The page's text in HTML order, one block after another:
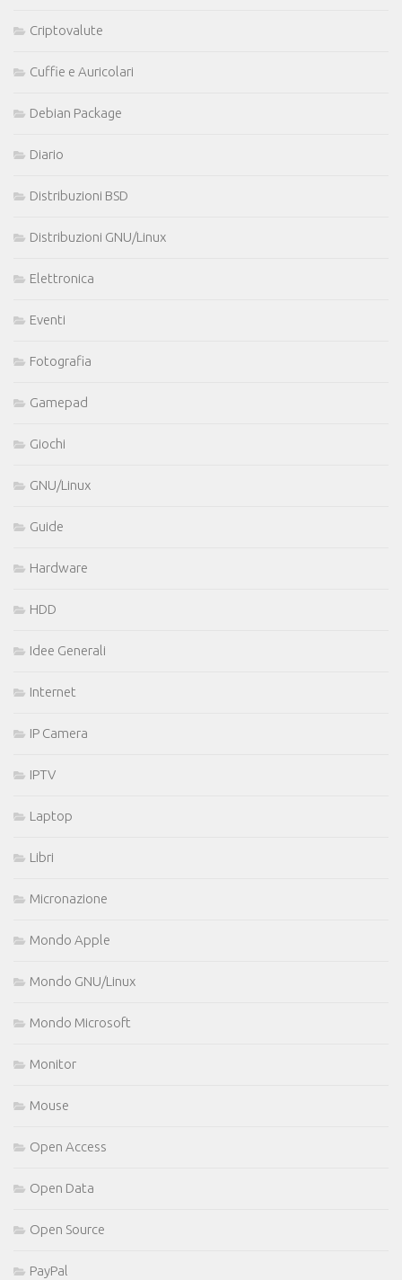
Criptovalute
Cuffie e Auricolari
Debian Package
Diario
Distribuzioni BSD
Distribuzioni GNU/Linux
Elettronica
Eventi
Fotografia
Gamepad
Giochi
GNU/Linux
Guide
Hardware
HDD
Idee Generali
Internet
IP Camera
IPTV
Laptop
Libri
Micronazione
Mondo Apple
Mondo GNU/Linux
Mondo Microsoft
Monitor
Mouse
Open Access
Open Data
Open Source
PayPal